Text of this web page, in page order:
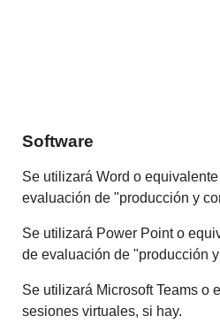
Software
Se utilizará Word o
evaluación de "producción y
Se utilizará Power Point o
de evaluación de "producción
Se utilizará Microsoft Teams o
sesiones virtuales, si hay.